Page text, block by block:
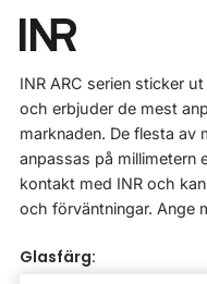
INR ARC serien sticker
och erbjuder de mest
marknaden. De flesta av
anpassas på millimetern
kontakt med INR och
och förväntningar. Ange
Glasfärg: